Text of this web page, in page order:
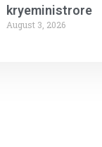
kryeministrore
August 3, 2026